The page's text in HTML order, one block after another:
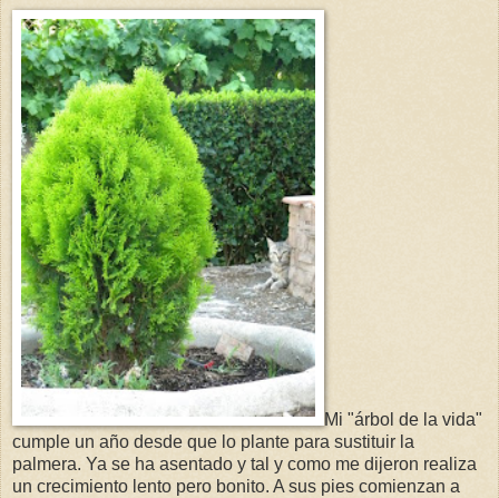
Mi "árbol de la vida"
cumple un año desde que lo plante para sustituir la
palmera. Ya se ha asentado y tal y como me dijeron realiza
un crecimiento lento pero bonito. A sus pies comienzan a